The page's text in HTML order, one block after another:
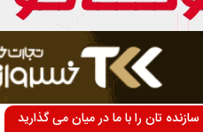
تان را با ما در میان می گذارید